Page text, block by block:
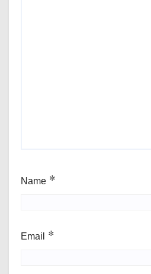
Name *
Email *